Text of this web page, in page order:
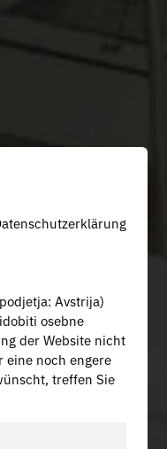
Avstrija)
osebne
der Website nicht
eine noch engere
treffen Sie